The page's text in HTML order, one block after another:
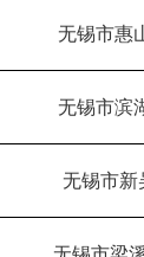
无锡市惠
无锡市滨
无锡市新